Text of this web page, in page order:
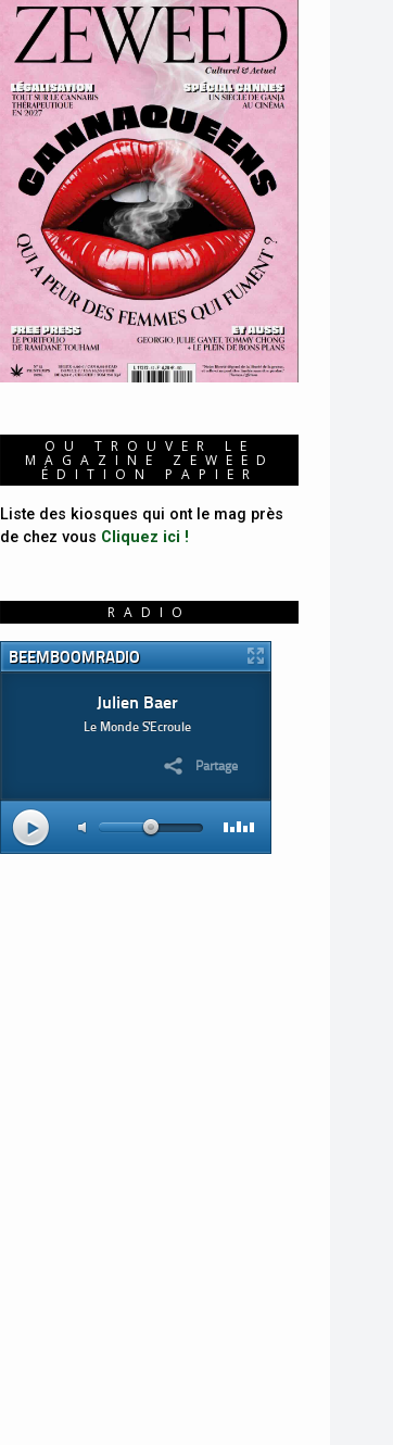
OU TROUVER LE
MAGAZINE ZEWEED
ÉDITION PAPIER
Liste des kiosques qui ont le mag près
de chez vous Cliquez ici !
RADIO